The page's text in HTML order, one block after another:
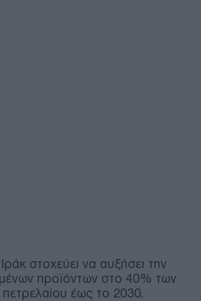
στοχεύει να αυξήσει την
προϊόντων στο 40% των
έως το 2030.